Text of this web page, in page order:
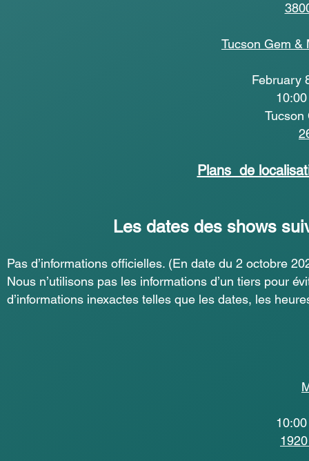
Tucson Gem &
February
Tucson
Plans de
Les dates des shows
Pas d’informations officielles. (En date du 2 octobre
Nous n’utilisons pas les informations d’un tiers pour
d’informations inexactes telles que les dates, les